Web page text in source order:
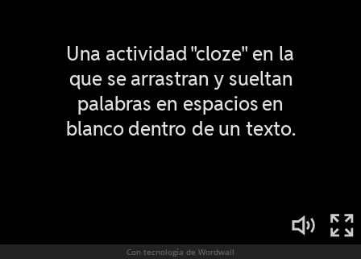
Con tecnología de Wordwall